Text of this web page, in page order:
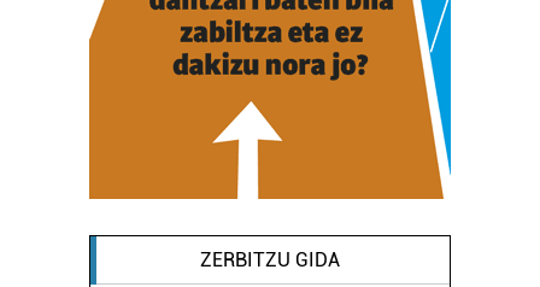
ZERBITZU GIDA